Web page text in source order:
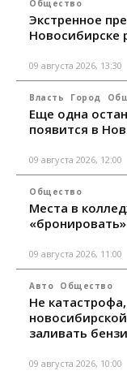
Общество
Экстренное
Новосибирске
09 августа 2026, 13:30
Власть Город
Еще одна
появится в
09 августа 2026, 12:00
Общество
Места в
09 августа 2026, 11:00
Авто Общество
Не катастрофа,
заливать
09 августа 2026, 10:00